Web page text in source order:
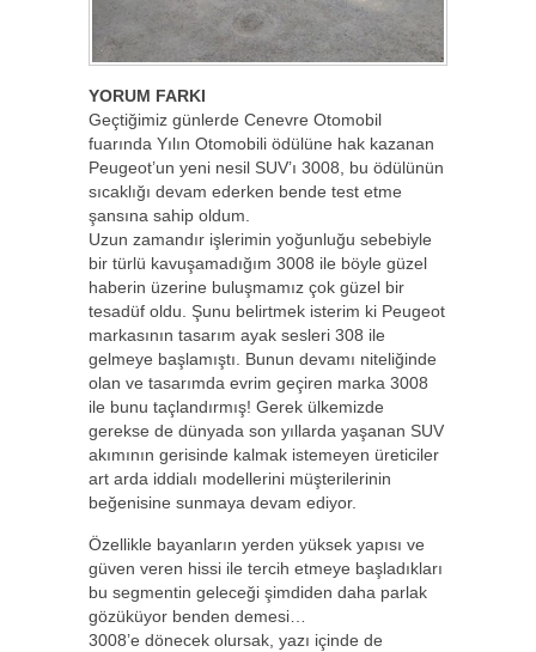
YORUM FARKI
Geçtiğimiz günlerde Cenevre Otomobil
fuarında Yılın Otomobili ödülüne hak kazanan
Peugeot’un yeni nesil SUV’ı 3008, bu ödülünün
sıcaklığı devam ederken bende test etme
şansına sahip oldum.
Uzun zamandır işlerimin yoğunluğu sebebiyle
bir türlü kavuşamadığım 3008 ile böyle güzel
haberin üzerine buluşmamız çok güzel bir
tesadüf oldu. Şunu belirtmek isterim ki Peugeot
markasının tasarım ayak sesleri 308 ile
gelmeye başlamıştı. Bunun devamı niteliğinde
olan ve tasarımda evrim geçiren marka 3008
ile bunu taçlandırmış! Gerek ülkemizde
gerekse de dünyada son yıllarda yaşanan SUV
akımının gerisinde kalmak istemeyen üreticiler
art arda iddialı modellerini müşterilerinin
beğenisine sunmaya devam ediyor.
Özellikle bayanların yerden yüksek yapısı ve
güven veren hissi ile tercih etmeye başladıkları
bu segmentin geleceği şimdiden daha parlak
gözüküyor benden demesi…
3008’e dönecek olursak, yazı içinde de